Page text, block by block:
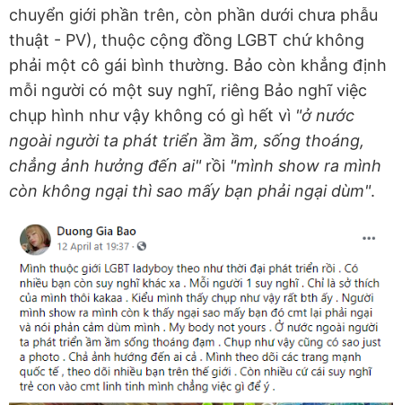
chuyển giới phần trên, còn phần dưới chưa phẫu
thuật - PV), thuộc cộng đồng LGBT chứ không
phải một cô gái bình thường. Bảo còn khẳng định
mỗi người có một suy nghĩ, riêng Bảo nghĩ việc
chụp hình như vậy không có gì hết vì "ở nước
ngoài người ta phát triển ầm ầm, sống thoáng,
chẳng ảnh hưởng đến ai"rồi "mình show ra mình
còn không ngại thì sao mấy bạn phải ngại dùm".